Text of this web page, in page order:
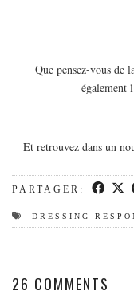
Que pensez-vous de
également
Et retrouvez dans un
PARTAGER:
DRESSING
26 COMMENTS